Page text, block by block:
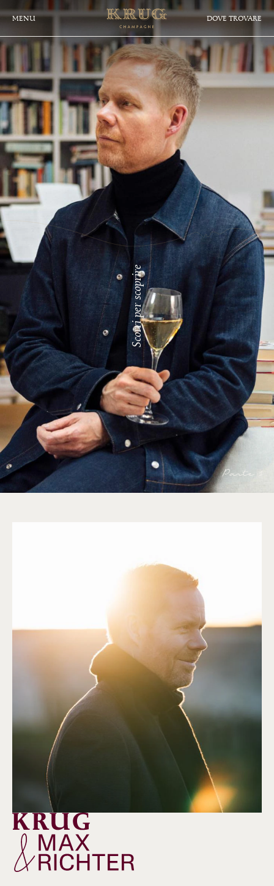
to
content
MENU DOVE TROVARE
CHAMPAGNE
KRUG
Scorri per scoprire
Parte 1